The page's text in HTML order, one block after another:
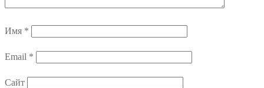
Имя *
Email *
Сайт